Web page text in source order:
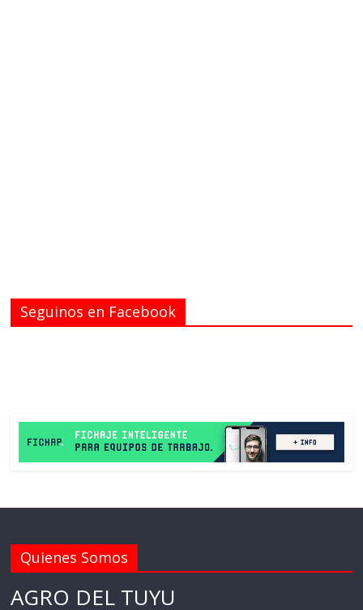
Seguinos en Facebook
Quienes Somos
AGRO DEL TUYU